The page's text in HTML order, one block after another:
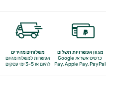
ומנוחה
שריפת
מגוון אפשרויות תשלום
כרטיס אשראי, Google
Pay,Apple Pay, PayPal
משלוחים מהירים
אפשרות למשלוח מהיום
להיום או 3-5 ימי עסקים